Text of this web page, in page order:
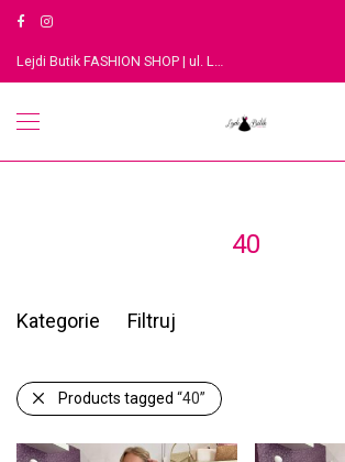
Lejdi Butik FASHION SHOP | ul. Legionów 3, 91-063 Łódź
40
Kategorie Filtruj
Products tagged “40”